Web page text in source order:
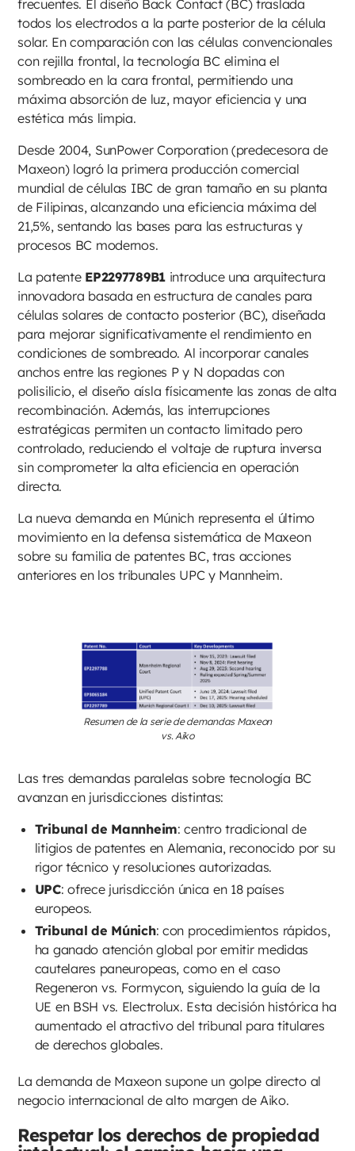
frecuentes. El diseño Back Contact (BC) traslada
todos los electrodos a la parte posterior de la célula
solar. En comparación con las células convencionales
con rejilla frontal, la tecnología BC elimina el
sombreado en la cara frontal, permitiendo una
máxima absorción de luz, mayor eficiencia y una
estética más limpia.
Desde 2004, SunPower Corporation (predecesora de
Maxeon) logró la primera producción comercial
mundial de células IBC de gran tamaño en su planta
de Filipinas, alcanzando una eficiencia máxima del
21,5%, sentando las bases para las estructuras y
procesos BC modernos.
La patente EP2297789B1 introduce una arquitectura
innovadora basada en estructura de canales para
células solares de contacto posterior (BC), diseñada
para mejorar significativamente el rendimiento en
condiciones de sombreado. Al incorporar canales
anchos entre las regiones P y N dopadas con
polisilicio, el diseño aísla físicamente las zonas de alta
recombinación. Además, las interrupciones
estratégicas permiten un contacto limitado pero
controlado, reduciendo el voltaje de ruptura inversa
sin comprometer la alta eficiencia en operación
directa.
La nueva demanda en Múnich representa el último
movimiento en la defensa sistemática de Maxeon
sobre su familia de patentes BC, tras acciones
anteriores en los tribunales UPC y Mannheim.
Resumen de la serie de demandas Maxeon
vs. Aiko
Las tres demandas paralelas sobre tecnología BC
avanzan en jurisdicciones distintas:
Tribunal de Mannheim: centro tradicional de
litigios de patentes en Alemania, reconocido por su
rigor técnico y resoluciones autorizadas.
UPC: ofrece jurisdicción única en 18 países
europeos.
Tribunal de Múnich: con procedimientos rápidos,
ha ganado atención global por emitir medidas
cautelares paneuropeas, como en el caso
Regeneron vs. Formycon, siguiendo la guía de la
UE en BSH vs. Electrolux. Esta decisión histórica ha
aumentado el atractivo del tribunal para titulares
de derechos globales.
La demanda de Maxeon supone un golpe directo al
negocio internacional de alto margen de Aiko.
Respetar los derechos de propiedad